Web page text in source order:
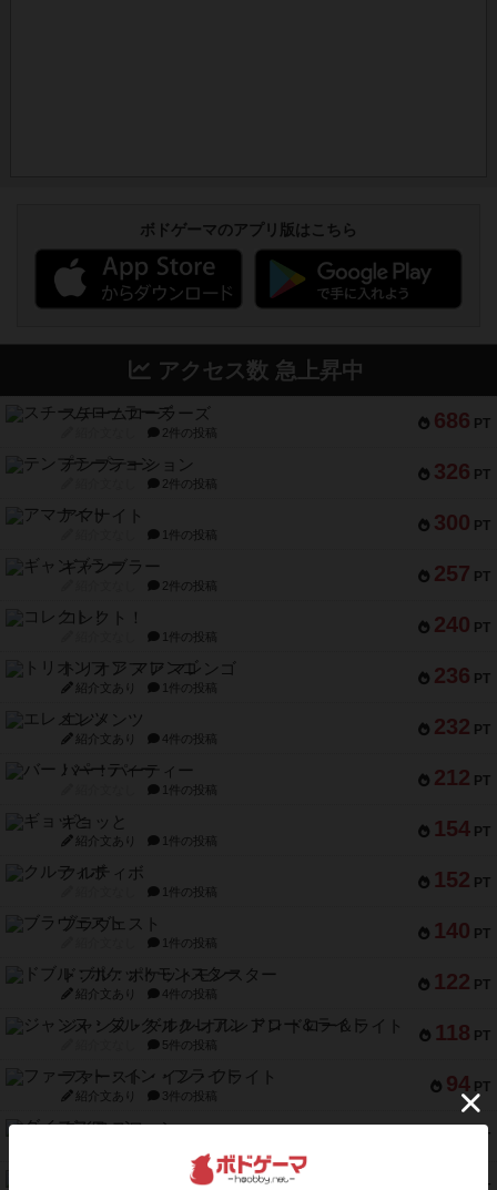
ボドゲーマのアプリ版はこちら
アクセス数 急上昇中
686 PT
スチームローラーズ
2件の投稿
326 PT
テンプテーション
2件の投稿
300 PT
アマナイト
1件の投稿
257 PT
ギャンブラー
2件の投稿
240 PT
コレクト！
1件の投稿
236 PT
トリオンフ ア マレンゴ
紹介文あり 1件の投稿
232 PT
エレメンツ
紹介文あり 4件の投稿
212 PT
バー！パーティー
1件の投稿
154 PT
ギョッと
紹介文あり 1件の投稿
152 PT
クルティボ
1件の投稿
140 PT
ブラヴェスト
1件の投稿
122 PT
ドブル：ポケットモンスター
紹介文あり 4件の投稿
118 PT
ジャンヌ・ダルク-オルレアン ドロー＆ライト
5件の投稿
94 PT
ファースト・イン・フライト
紹介文あり 3件の投稿
PT
ダイススローン
ガルフストライク